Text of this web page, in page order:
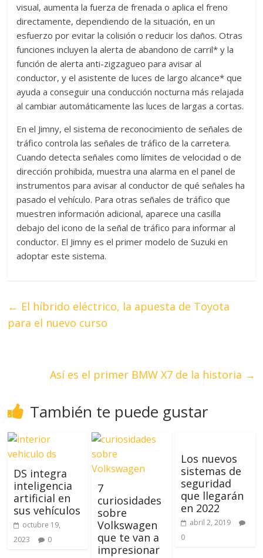
visual, aumenta la fuerza de frenada o aplica el freno
directamente, dependiendo de la situación, en un
esfuerzo por evitar la colisión o reducir los daños. Otras
funciones incluyen la alerta de abandono de carril* y la
función de alerta anti-zigzagueo para avisar al
conductor, y el asistente de luces de largo alcance* que
ayuda a conseguir una conducción nocturna más relajada
al cambiar automáticamente las luces de largas a cortas.
En el Jimny, el sistema de reconocimiento de señales de
tráfico controla las señales de tráfico de la carretera.
Cuando detecta señales como límites de velocidad o de
dirección prohibida, muestra una alarma en el panel de
instrumentos para avisar al conductor de qué señales ha
pasado el vehículo. Para otras señales de tráfico que
muestren información adicional, aparece una casilla
debajo del icono de la señal de tráfico para informar al
conductor. El Jimny es el primer modelo de Suzuki en
adoptar este sistema.
← El híbrido eléctrico, la apuesta de Toyota
para el nuevo curso
Así es el primer BMW X7 de la historia →
También te puede gustar
DS integra
inteligencia
artificial en
sus vehículos
octubre 19,
2023
0
7
curiosidades
sobre
Volkswagen
que te van a
impresionar
Los nuevos
sistemas de
seguridad
que llegarán
en 2022
abril 2, 2019
0